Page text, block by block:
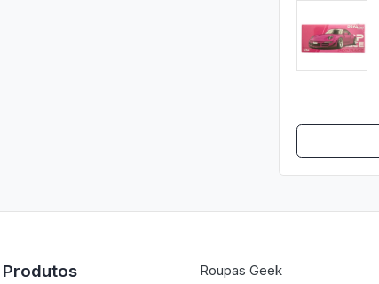
Produtos
Roupas Geek